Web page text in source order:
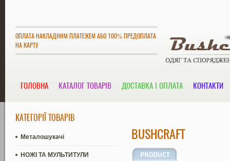
ОПЛАТА НАКЛАДНИМ ПЛАТЕЖЕМ АБО 100% ПРЕДОПЛАТА
НА КАРТУ
ГОЛОВНА КАТАЛОГ ТОВАРІВ ДОСТАВКА І ОПЛАТА КОНТАКТИ
КАТЕГОРІЇ ТОВАРІВ
Металошукачі
НОЖІ ТА МУЛЬТИТУЛИ
BUSHCRAFT